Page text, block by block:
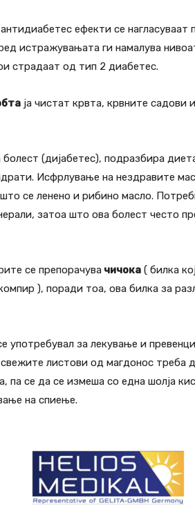
ефекти се нагласуваат
истражувањата ги намалува
страдаат од тип 2 диабетес.
ја чистат крвта, крвните садови
(дијабетес), подразбира
Исфрлување на нездравите
се ленено и рибино масло.
затоа што ова болест често
се препорачува чичока ( билка
), поради тоа, ова билка за
употребувал за лекување и
листови од магдонос треба
па се да се измеша со една шолја
на спиење.